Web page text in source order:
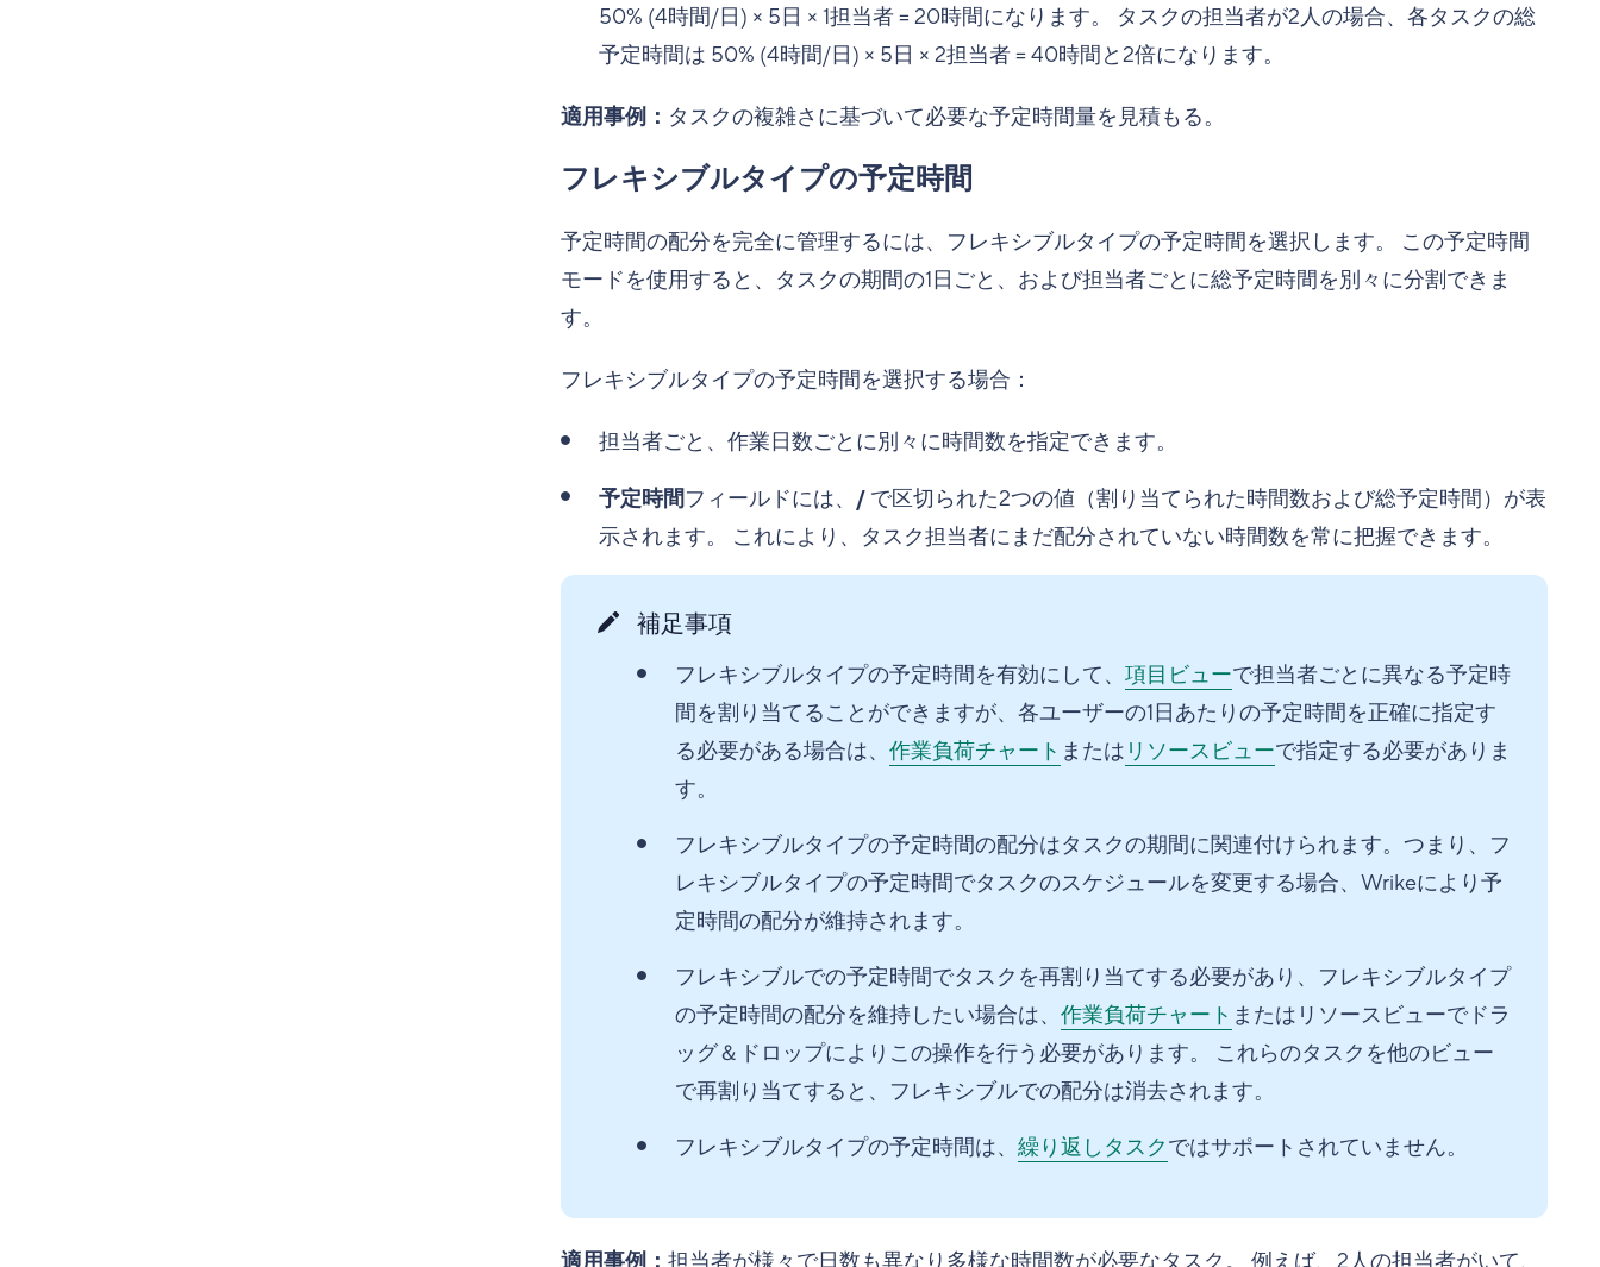
50% (4時間/日) × 5日 × 1担当者 = 20時間になります。 タスクの担当者が2人の場合、各タスクの総
予定時間は 50% (4時間/日) × 5日 × 2担当者 = 40時間と2倍になります。
適用事例： タスクの複雑さに基づいて必要な予定時間量を見積もる。
フレキシブルタイプの予定時間
予定時間の配分を完全に管理するには、フレキシブルタイプの予定時間を選択します。 この予定時間
モードを使用すると、タスクの期間の1日ごと、および担当者ごとに総予定時間を別々に分割できま
す。
フレキシブルタイプの予定時間を選択する場合：
担当者ごと、作業日数ごとに別々に時間数を指定できます。
予定時間フィールドには、 /で区切られた2つの値（割り当てられた時間数および総予定時間）が表
示されます。 これにより、タスク担当者にまだ配分されていない時間数を常に把握できます。
補足事項
フレキシブルタイプの予定時間を有効にして、 項目ビューで担当者ごとに異なる予定時
間を割り当てることができますが、各ユーザーの1日あたりの予定時間を正確に指定す
る必要がある場合は、 作業負荷チャート または リソースビューで指定する必要がありま
す。
フレキシブルタイプの予定時間の配分はタスクの期間に関連付けられます。つまり、フ
レキシブルタイプの予定時間でタスクのスケジュールを変更する場合、Wrikeにより予
定時間の配分が維持されます。
フレキシブルでの予定時間でタスクを再割り当てする必要があり、フレキシブルタイプ
の予定時間の配分を維持したい場合は、 作業負荷チャート またはリソースビューでドラ
ッグ＆ドロップによりこの操作を行う必要があります。 これらのタスクを他のビュー
で再割り当てすると、フレキシブルでの配分は消去されます。
フレキシブルタイプの予定時間は、 繰り返しタスクではサポートされていません。
適用事例： 担当者が様々で日数も異なり多様な時間数が必要なタスク。 例えば、2人の担当者がいて、